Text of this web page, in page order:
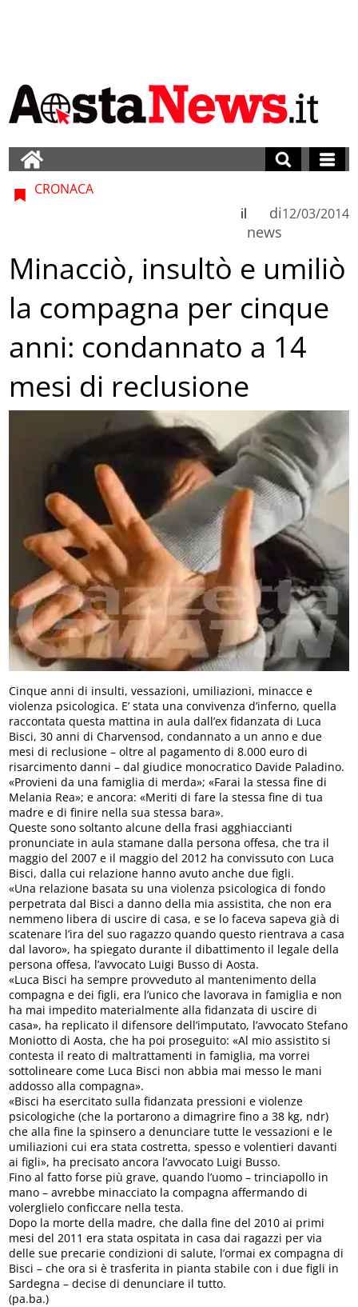
CRONACA
di
news
il 12/03/2014
Minacciò, insultò e umiliò
la compagna per cinque
anni: condannato a 14
mesi di reclusione
Cinque anni di insulti, vessazioni, umiliazioni, minacce e
violenza psicologica. E’ stata una convivenza d’inferno, quella
raccontata questa mattina in aula dall’ex fidanzata di Luca
Bisci, 30 anni di Charvensod, condannato a un anno e due
mesi di reclusione – oltre al pagamento di 8.000 euro di
risarcimento danni – dal giudice monocratico Davide Paladino.
«Provieni da una famiglia di merda»; «Farai la stessa fine di
Melania Rea»; e ancora: «Meriti di fare la stessa fine di tua
madre e di finire nella sua stessa bara».
Queste sono soltanto alcune della frasi agghiaccianti
pronunciate in aula stamane dalla persona offesa, che tra il
maggio del 2007 e il maggio del 2012 ha convissuto con Luca
Bisci, dalla cui relazione hanno avuto anche due figli.
«Una relazione basata su una violenza psicologica di fondo
perpetrata dal Bisci a danno della mia assistita, che non era
nemmeno libera di uscire di casa, e se lo faceva sapeva già di
scatenare l’ira del suo ragazzo quando questo rientrava a casa
dal lavoro», ha spiegato durante il dibattimento il legale della
persona offesa, l’avvocato Luigi Busso di Aosta.
«Luca Bisci ha sempre provveduto al mantenimento della
compagna e dei figli, era l’unico che lavorava in famiglia e non
ha mai impedito materialmente alla fidanzata di uscire di
casa», ha replicato il difensore dell’imputato, l’avvocato Stefano
Moniotto di Aosta, che ha poi proseguito: «Al mio assistito si
contesta il reato di maltrattamenti in famiglia, ma vorrei
sottolineare come Luca Bisci non abbia mai messo le mani
addosso alla compagna».
«Bisci ha esercitato sulla fidanzata pressioni e violenze
psicologiche (che la portarono a dimagrire fino a 38 kg, ndr)
che alla fine la spinsero a denunciare tutte le vessazioni e le
umiliazioni cui era stata costretta, spesso e volentieri davanti
ai figli», ha precisato ancora l’avvocato Luigi Busso.
Fino al fatto forse più grave, quando l’uomo – trinciapollo in
mano – avrebbe minacciato la compagna affermando di
volerglielo conficcare nella testa.
Dopo la morte della madre, che dalla fine del 2010 ai primi
mesi del 2011 era stata ospitata in casa dai ragazzi per via
delle sue precarie condizioni di salute, l’ormai ex compagna di
Bisci – che ora si è trasferita in pianta stabile con i due figli in
Sardegna – decise di denunciare il tutto.
(pa.ba.)